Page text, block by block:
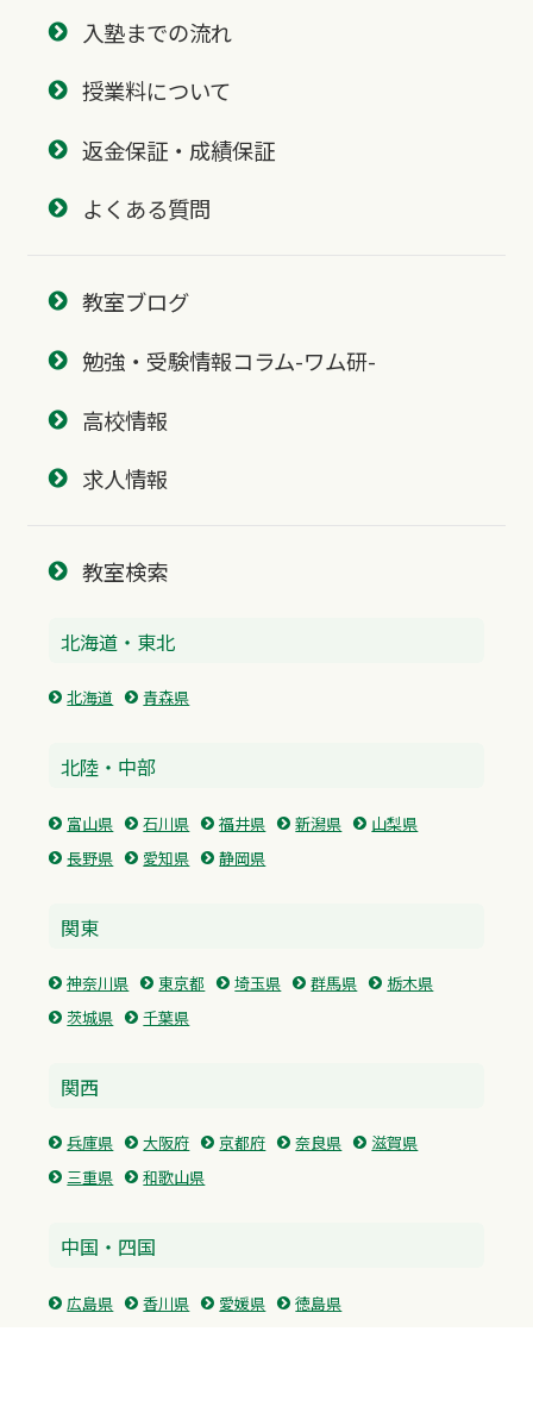
入塾までの流れ
授業料について
返金保証・成績保証
よくある質問
教室ブログ
勉強・受験情報コラム-ワム研-
高校情報
求人情報
教室検索
北海道・東北
北海道 青森県
北陸・中部
富山県 石川県 福井県 新潟県
山梨県
長野県
愛知県 静岡県
関東
神奈川県 東京都 埼玉県 群馬県
栃木県
茨城県
千葉県
関西
兵庫県 大阪府 京都府 奈良県
滋賀県
三重県
和歌山県
中国・四国
広島県 香川県 愛媛県 徳島県